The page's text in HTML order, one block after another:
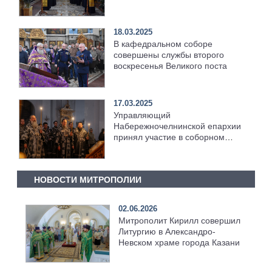
18.03.2025
В кафедральном соборе
совершены службы второго
воскресенья Великого поста
17.03.2025
Управляющий
Набережночелнинской епархии
принял участие в соборном
НОВОСТИ МИТРОПОЛИИ
02.06.2026
Митрополит Кирилл совершил
Литургию в Александро-
Невском храме города Казани